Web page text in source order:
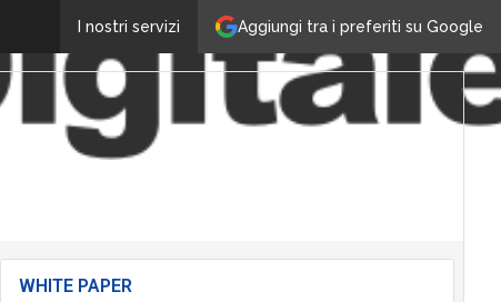
Aggiungi tra i preferiti su Google
I nostri servizi
WHITE PAPER